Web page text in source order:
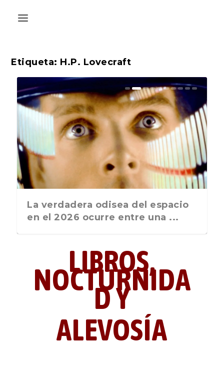
Etiqueta: H.P. Lovecraft
La última postal de la temporada
nos recuerda que nos vamos ...
La verdadera odisea del espacio
en el 2026 ocurre entre una ...
LIBROS,
NOCTURNIDA
D Y
ALEVOSÍA